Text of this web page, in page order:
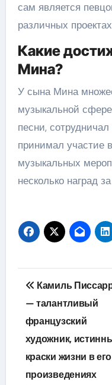
сам является
различных
Какие
Мина?
У сына Мина
музыкальной
песни,
принимал участие
музыкальных
несколько наград
по
записям
Камиль
— талантливый
французский
художник,
краски жизни в его
произведениях